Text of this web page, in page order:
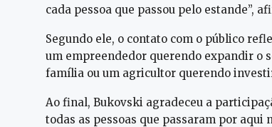
cada pessoa que passou pelo estande”,
Segundo ele, o contato com o público
um empreendedor querendo expandir o
família ou um agricultor querendo
Ao final, Bukovski agradeceu a
todas as pessoas que passaram por aqui